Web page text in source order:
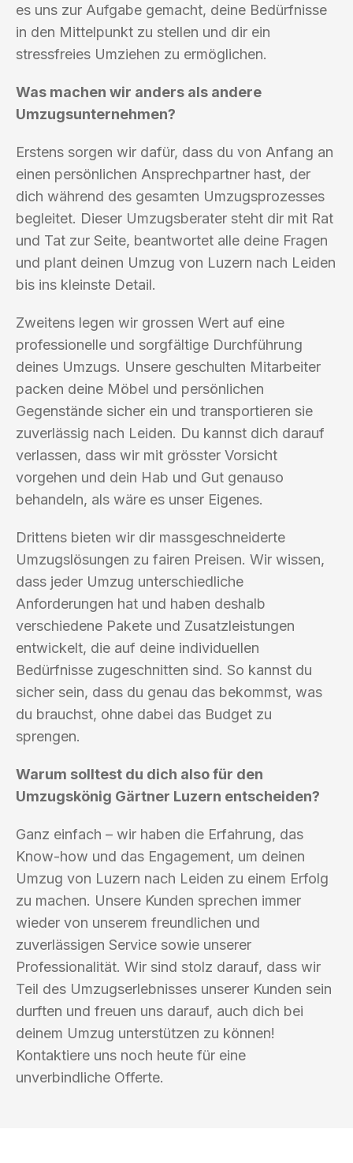
es uns zur Aufgabe gemacht, deine Bedürfnisse
in den Mittelpunkt zu stellen und dir ein
stressfreies Umziehen zu ermöglichen.
Was machen wir anders als andere
Umzugsunternehmen?
Erstens sorgen wir dafür, dass du von Anfang an
einen persönlichen Ansprechpartner hast, der
dich während des gesamten Umzugsprozesses
begleitet. Dieser Umzugsberater steht dir mit Rat
und Tat zur Seite, beantwortet alle deine Fragen
und plant deinen Umzug von Luzern nach Leiden
bis ins kleinste Detail.
Zweitens legen wir grossen Wert auf eine
professionelle und sorgfältige Durchführung
deines Umzugs. Unsere geschulten Mitarbeiter
packen deine Möbel und persönlichen
Gegenstände sicher ein und transportieren sie
zuverlässig nach Leiden. Du kannst dich darauf
verlassen, dass wir mit grösster Vorsicht
vorgehen und dein Hab und Gut genauso
behandeln, als wäre es unser Eigenes.
Drittens bieten wir dir massgeschneiderte
Umzugslösungen zu fairen Preisen. Wir wissen,
dass jeder Umzug unterschiedliche
Anforderungen hat und haben deshalb
verschiedene Pakete und Zusatzleistungen
entwickelt, die auf deine individuellen
Bedürfnisse zugeschnitten sind. So kannst du
sicher sein, dass du genau das bekommst, was
du brauchst, ohne dabei das Budget zu
sprengen.
Warum solltest du dich also für den
Umzugskönig Gärtner Luzern entscheiden?
Ganz einfach – wir haben die Erfahrung, das
Know-how und das Engagement, um deinen
Umzug von Luzern nach Leiden zu einem Erfolg
zu machen. Unsere Kunden sprechen immer
wieder von unserem freundlichen und
zuverlässigen Service sowie unserer
Professionalität. Wir sind stolz darauf, dass wir
Teil des Umzugserlebnisses unserer Kunden sein
durften und freuen uns darauf, auch dich bei
deinem Umzug unterstützen zu können!
Kontaktiere uns noch heute für eine
unverbindliche Offerte.